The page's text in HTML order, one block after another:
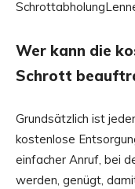
Wer kann die
Schrott
Grundsätzlich ist
kostenlose
einfacher Anruf, bei
werden, genügt,